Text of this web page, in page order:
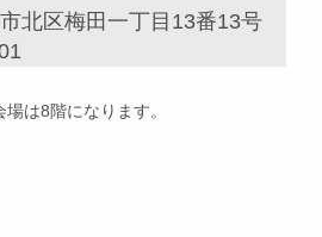
北区梅田一丁目13番13号
は8階になります。